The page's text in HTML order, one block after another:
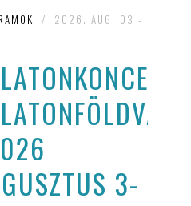
/
2026. AUG. 03 -
3-